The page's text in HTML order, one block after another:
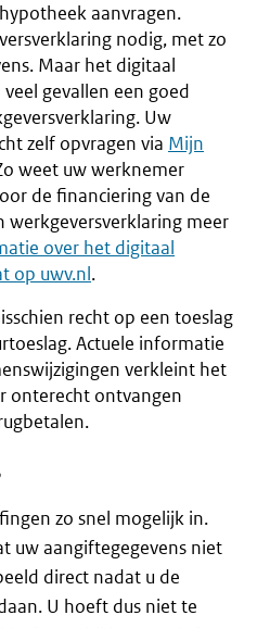
aanvragen.
nodig, met zo
Maar het digitaal
gevallen een goed
Uw
zelf opvragen via Mijn
weet uw werknemer
de financiering van de
werkgeversverklaring meer
over het digitaal
op uwv.nl.
recht op een toeslag
Actuele informatie
verkleint het
onterecht ontvangen
zo snel mogelijk in.
uw aangiftegegevens niet
direct nadat u de
U hoeft dus niet te